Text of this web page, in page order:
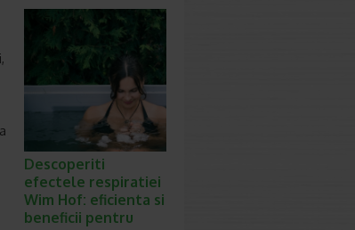
Descoperiti
efectele respiratiei
Wim Hof: eficienta si
beneficii pentru